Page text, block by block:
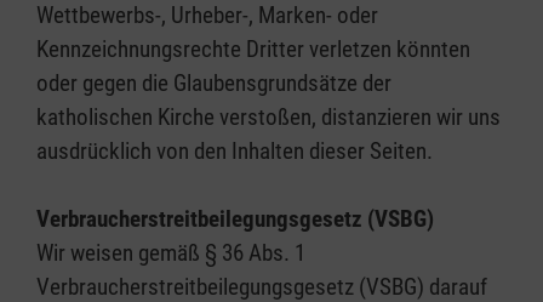
Wettbewerbs-, Urheber-, Marken- oder
Kennzeichnungsrechte Dritter verletzen könnten
oder gegen die Glaubensgrundsätze der
katholischen Kirche verstoßen, distanzieren wir uns
ausdrücklich von den Inhalten dieser Seiten.
Verbraucherstreitbeilegungsgesetz (VSBG)
Wir weisen gemäß § 36 Abs. 1
Verbraucherstreitbeilegungsgesetz (VSBG) darauf